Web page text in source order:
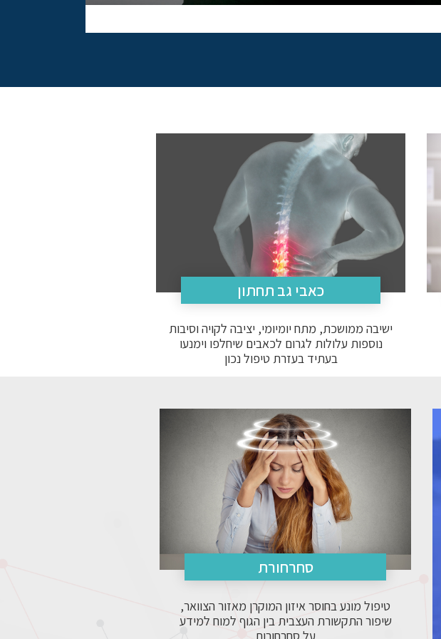
כאבי גב תחתון
ישיבה ממושכת, מתח יומיומי, יציבה לקויה וסיבות
נוספות עלולות לגרום לכאבים שיחלפו וימנעו
בעתיד בעזרת טיפול נכון
סחרחורת
טיפול מונע בחוסר איזון המוקרן מאזור הצוואר,
שיפור התקשורת העצבית בין הגוף למוח למידע
על סחרחורות